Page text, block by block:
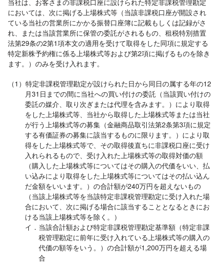
当社は、お客さまの非課税口座に設けられた特定非課税管理勘定
においては、次に掲げる上場株式等（当該非課税口座が開設され
ている当社の営業所にかかる振替口座簿に記載もしくは記録がさ
れ、または当該営業所に保管の委託がされるもの、租税特別措置
法第29条の2第1項本文の適用を受けて取得をした同項に規定する
特定新株予約権に係る上場株式等および第2項に掲げるものを除き
ます。）のみを受け入れます。
（1）特定非課税管理勘定が設けられた日から同日の属する年の12
月31日までの間に当社への買い付けの委託（当該買い付けの
委託の媒介、取り次ぎまたは代理を含みます。）により取得
をした上場株式等、当社から取得した上場株式等または当社
が行う上場株式等の募集（金融商品取引法第2条第3項に規定
する有価証券の募集に該当するものに限ります。）により取
得をした上場株式等で、その取得後直ちに非課税口座に受け
入れられるもので、受け入れた上場株式等の取得対価の額
（購入した上場株式等についてはその購入の代価をいい、払
い込みにより取得をした上場株式等についてはその払い込ん
だ金額をいいます。）の合計額が240万円を超えないもの
（当該上場株式等を当該特定非課税管理勘定に受け入れた場
合において、次に掲げる場合に該当することとなるときにお
ける当該上場株式等を除く。）
イ．当該合計額および特定非課税管理勘定基準額（特定非課
税管理勘定に前年に受け入れている上場株式等の購入の
代価の額等をいう。）の合計額が1,200万円を超える場
合